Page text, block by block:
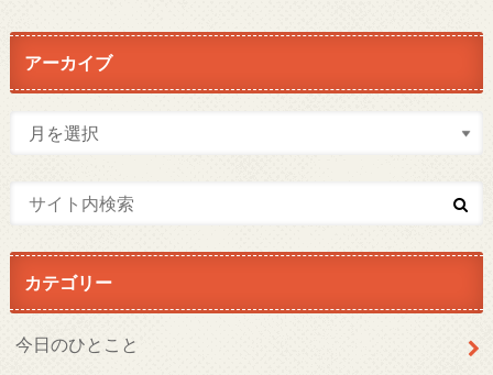
アーカイブ
カテゴリー
今日のひとこと